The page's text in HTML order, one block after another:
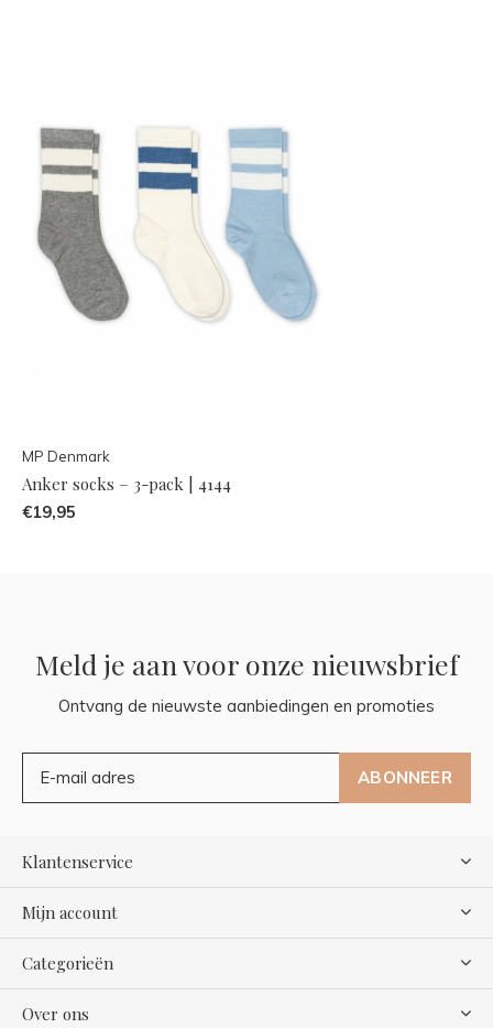
MP Denmark
Anker socks – 3-pack | 4144
€19,95
Meld je aan voor onze nieuwsbrief
Ontvang de nieuwste aanbiedingen en promoties
ABONNEER
Klantenservice
Mijn account
Categorieën
Over ons